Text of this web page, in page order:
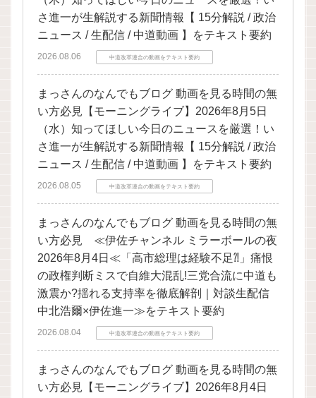
さ進一が生解説する新聞情報【 15分解説 / 政治
ニュース / 生配信 / 中道動画 】をテキスト要約
2026.08.06 中道改革連合の動画をテキスト要約
まっさんのなんでもブログ 動画を見る時間の無
い方必見【モーニングライブ】2026年8月5日
（水）知ってほしい今日のニュースを厳選！い
さ進一が生解説する新聞情報【 15分解説 / 政治
ニュース / 生配信 / 中道動画 】をテキスト要約
2026.08.05 中道改革連合の動画をテキスト要約
まっさんのなんでもブログ 動画を見る時間の無
い方必見 ≪伊佐チャンネル ミラーボールの夜
2026年8月4日≪「高市総理は経験不足⁈」痛恨
の政権判断ミスで自維大混乱!三党合流に中道も
激震か?揺れる支持率を徹底解剖｜対談生配信
中北浩爾×伊佐進一≫をテキスト要約
2026.08.04 中道改革連合の動画をテキスト要約
まっさんのなんでもブログ 動画を見る時間の無
い方必見【モーニングライブ】2026年8月4日